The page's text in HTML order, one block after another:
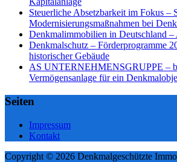
Steuerliche Absetzbarkeit im Fokus –
Modernisierungsmaßnahmen bei
Denkmalimmobilien in Deutschland
Denkmalschutz – Förderprogramme
historischer Gebäude
AS UNTERNEHMENSGRUPPE –
Vermögensanlage für ein
Seiten
Impressum
Kontakt
Copyright © 2026 Denkmalgeschützte